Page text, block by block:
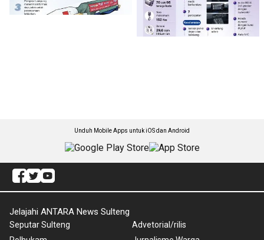
Unduh Mobile Apps untuk iOS dan Android
Jelajahi ANTARA News Sulteng
Seputar Sulteng
Advetorial/rilis